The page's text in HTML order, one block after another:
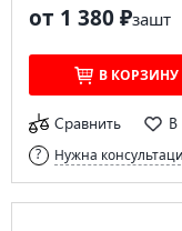
от 1 380 ₽зашт
В КОРЗИНУ
Сравнить В
Нужна